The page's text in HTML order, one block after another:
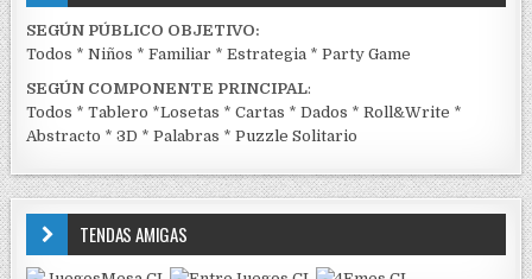
SEGÚN PÚBLICO OBJETIVO:
Todos *Niños *Familiar *Estrategia *Party Game
SEGÚN COMPONENTE PRINCIPAL:
Todos *Tablero *Losetas *Cartas *Dados *Roll&Write *
Abstracto *3D *Palabras *Puzzle Solitario
TENDAS AMIGAS